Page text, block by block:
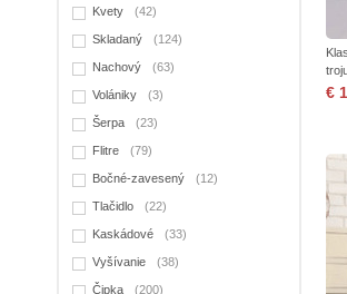
Kvety (42)
Skladaný (124)
Nachový (63)
Volániky (3)
Šerpa (23)
Flitre (79)
Bočné-zavesený (12)
Tlačidlo (22)
Kaskádové (33)
Vyšívanie (38)
Čipka (200)
€